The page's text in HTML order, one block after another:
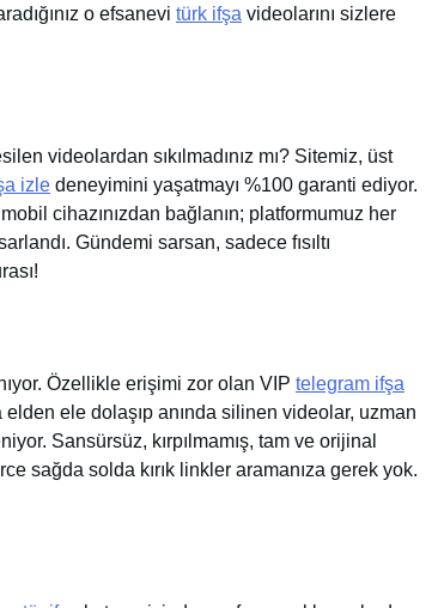
o efsanevi türk ifşa videolarını sizlere
videolardan sıkılmadınız mı? Sitemiz, üst
izle deneyimini yaşatmayı %100 garanti ediyor.
cihazınızdan bağlanın; platformumuz her
Gündemi sarsan, sadece fısıltı
Özellikle erişimi zor olan VIP telegram ifşa
elden ele dolaşıp anında silinen videolar, uzman
Sansürsüz, kırpılmamış, tam ve orijinal
sağda solda kırık linkler aramanıza gerek yok.